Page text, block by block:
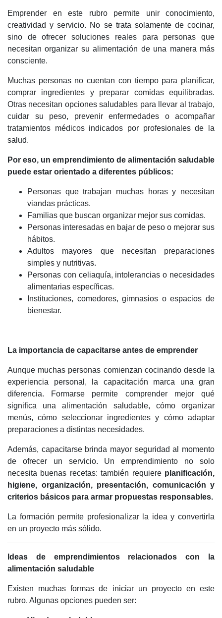
Emprender en este rubro permite unir conocimiento,
creatividad y servicio. No se trata solamente de cocinar,
sino de ofrecer soluciones reales para personas que
necesitan organizar su alimentación de una manera más
consciente.
Muchas personas no cuentan con tiempo para planificar,
comprar ingredientes y preparar comidas equilibradas.
Otras necesitan opciones saludables para llevar al trabajo,
cuidar su peso, prevenir enfermedades o acompañar
tratamientos médicos indicados por profesionales de la
salud.
Por eso, un emprendimiento de alimentación saludable
puede estar orientado a diferentes públicos:
Personas que trabajan muchas horas y necesitan
viandas prácticas.
Familias que buscan organizar mejor sus comidas.
Personas interesadas en bajar de peso o mejorar sus
hábitos.
Adultos mayores que necesitan preparaciones
simples y nutritivas.
Personas con celiaquía, intolerancias o necesidades
alimentarias específicas.
Instituciones, comedores, gimnasios o espacios de
bienestar.
La importancia de capacitarse antes de emprender
Aunque muchas personas comienzan cocinando desde la
experiencia personal, la capacitación marca una gran
diferencia. Formarse permite comprender mejor qué
significa una alimentación saludable, cómo organizar
menús, cómo seleccionar ingredientes y cómo adaptar
preparaciones a distintas necesidades.
Además, capacitarse brinda mayor seguridad al momento
de ofrecer un servicio. Un emprendimiento no solo
necesita buenas recetas: también requiere planificación,
higiene, organización, presentación, comunicación y
criterios básicos para armar propuestas responsables.
La formación permite profesionalizar la idea y convertirla
en un proyecto más sólido.
Ideas de emprendimientos relacionados con la
alimentación saludable
Existen muchas formas de iniciar un proyecto en este
rubro. Algunas opciones pueden ser: